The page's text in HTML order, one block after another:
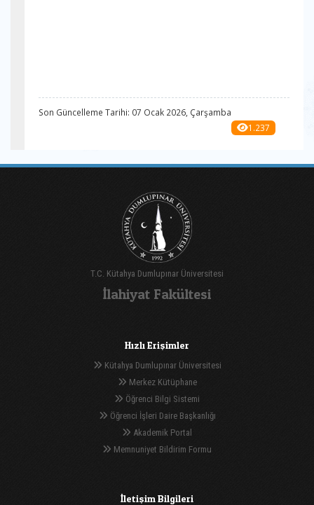
Son Güncelleme Tarihi: 07 Ocak 2026, Çarşamba
1.237
T.C. Kütahya Dumlupınar Üniversitesi
İlahiyat Fakültesi
Hızlı Erişimler
Kütahya Dumlupınar Üniversitesi
Merkez Kütüphane
Öğrenci Bilgi Sistemi
Öğrenci İşleri Daire Başkanlığı
Akademik Portal
Memnuniyet Bildirim Formu
İletişim Bilgileri